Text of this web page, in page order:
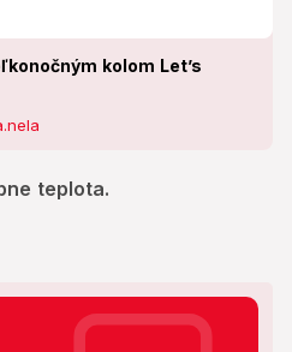
kolom Let’s
teplota.